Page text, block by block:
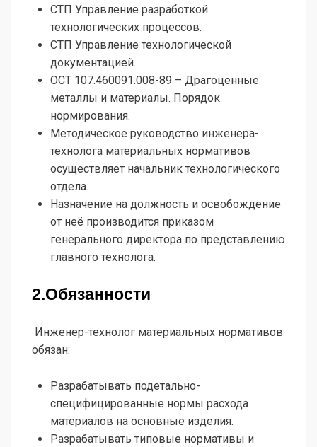
СТП Управление разработкой
технологических процессов.
СТП Управление технологической
документацией.
ОСТ 107.460091.008-89 – Драгоценные
металлы и материалы. Порядок
нормирования.
Методическое руководство инженера-
технолога материальных нормативов
осуществляет начальник технологического
отдела.
Назначение на должность и освобождение
от неё производится приказом
генерального директора по представлению
главного технолога.
2.Обязанности
Инженер-технолог материальных нормативов
обязан:
Разрабатывать подетально-
специфицированные нормы расхода
материалов на основные изделия.
Разрабатывать типовые нормативы и